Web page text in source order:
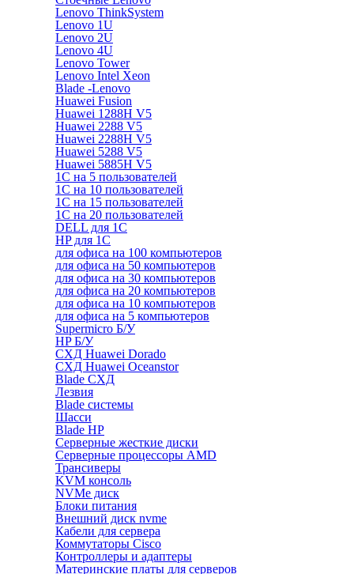
Lenovo ThinkSystem
Lenovo 1U
Lenovo 2U
Lenovo 4U
Lenovo Tower
Lenovo Intel Xeon
Blade -Lenovo
Huawei Fusion
Huawei 1288H V5
Huawei 2288 V5
Huawei 2288H V5
Huawei 5288 V5
Huawei 5885H V5
1С на 5 пользователей
1С на 10 пользователей
1С на 15 пользователей
1С на 20 пользователей
DELL для 1С
HP для 1С
для офиса на 100 компьютеров
для офиса на 50 компьютеров
для офиса на 30 компьютеров
для офиса на 20 компьютеров
для офиса на 10 компьютеров
для офиса на 5 компьютеров
Supermicro Б/У
HP Б/У
СХД Huawei Dorado
СХД Huawei Oceanstor
Blade СХД
Лезвия
Blade системы
Шасси
Blade HP
Серверные жесткие диски
Серверные процессоры AMD
Трансиверы
KVM консоль
NVMe диск
Блоки питания
Внешний диск nvme
Кабели для сервера
Коммутаторы Cisco
Контроллеры и адаптеры
Материнские платы для серверов